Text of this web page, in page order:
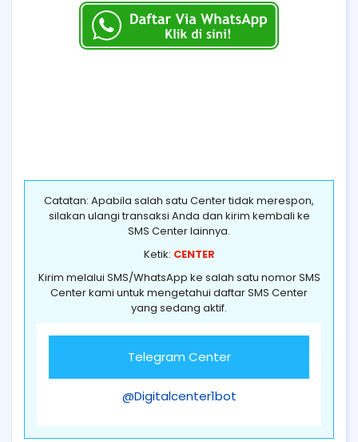
Catatan: Apabila salah satu Center tidak merespon,
silakan ulangi transaksi Anda dan kirim kembali ke
SMS Center lainnya.
Ketik: CENTER
Kirim melalui SMS/WhatsApp ke salah satu nomor SMS
Center kami untuk mengetahui daftar SMS Center
yang sedang aktif.
Telegram Center
@Digitalcenter1bot